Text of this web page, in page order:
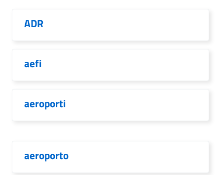
ADR
aefi
aeroporti
aeroporto